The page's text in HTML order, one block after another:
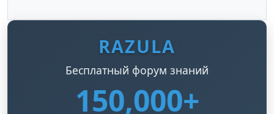
RAZULA
Бесплатный форум знаний
150,000+